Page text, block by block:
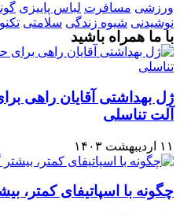
ورزشی مسافرت لباس پاییزی
نوشیدنی شیوه زندگی سلامتی
با ما همراه باشید
ژل بهداشتی آقایان راهی
آلت تناسلی
۱۱ اردیبهشت ۱۴۰۳
چگونه با اسپاتیفای کمتر،